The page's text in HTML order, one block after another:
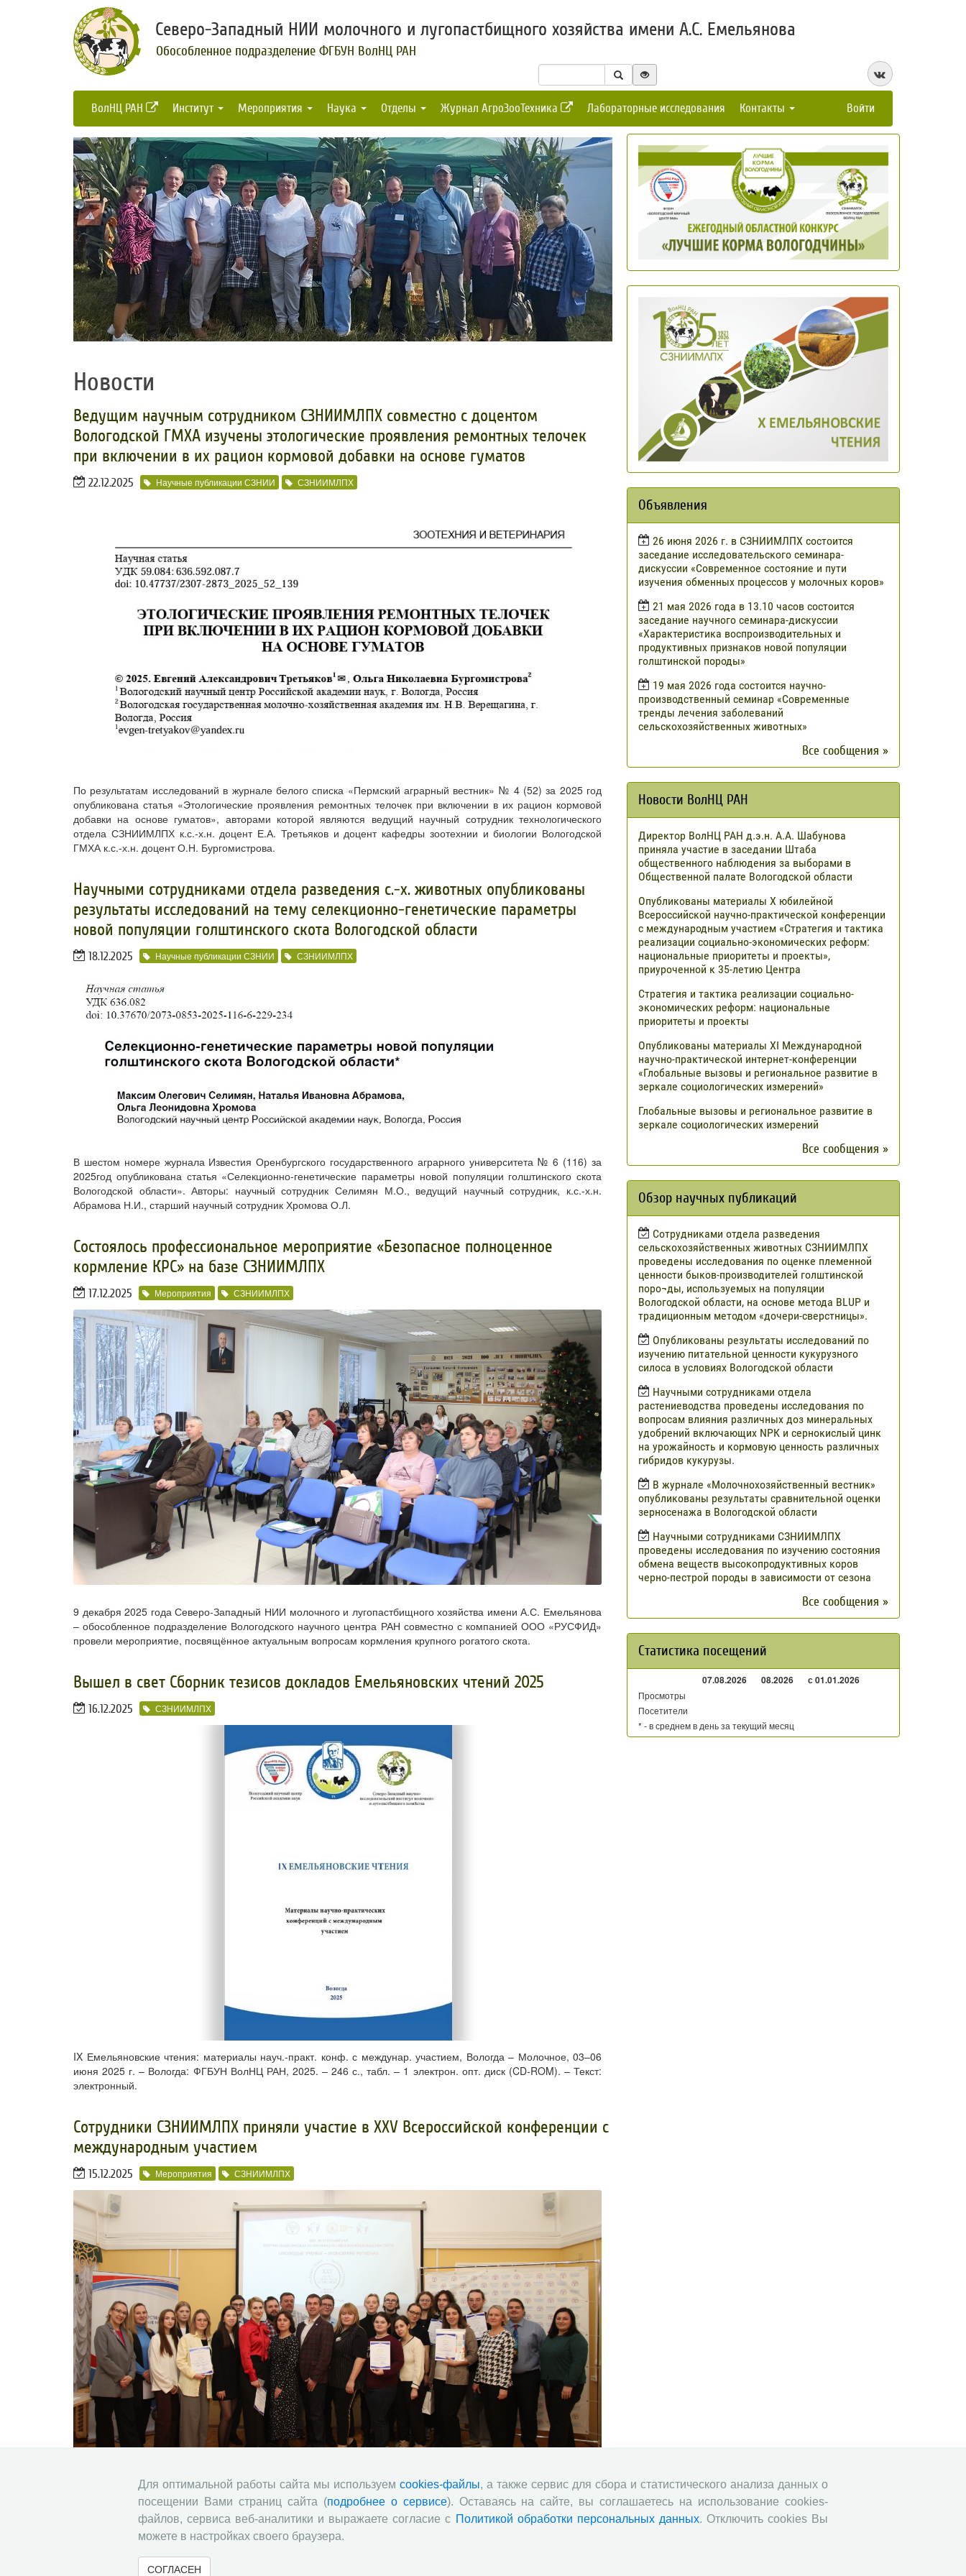
Северо-Западный НИИ молочного и лугопастбищного хозяйства имени А.С. Емельянова
Обособленное подразделение ФГБУН ВолНЦ РАН
ВолНЦ РАН Институт Мероприятия Наука Отделы Журнал АгроЗооТехника Лабораторные исследования Контакты Войти
Новости
​Ведущим научным сотрудником СЗНИИМЛПХ совместно с доцентом
Вологодской ГМХА изучены этологические проявления ремонтных телочек
при включении в их рацион кормовой добавки на основе гуматов
22.12.2025 Научные публикации СЗНИИ СЗНИИМЛПХ
По результатам исследований в журнале белого списка «Пермский аграрный вестник» № 4 (52) за 2025 год
опубликована статья «Этологические проявления ремонтных телочек при включении в их рацион кормовой
добавки на основе гуматов», авторами которой являются ведущий научный сотрудник технологического
отдела СЗНИИМЛПХ к.с.-х.н. доцент Е.А. Третьяков и доцент кафедры зоотехнии и биологии Вологодской
ГМХА к.с.-х.н. доцент О.Н. Бургомистрова.
​Научными сотрудниками отдела разведения с.-х. животных опубликованы
результаты исследований на тему селекционно-генетические параметры
новой популяции голштинского скота Вологодской области
18.12.2025 Научные публикации СЗНИИ СЗНИИМЛПХ
В шестом номере журнала Известия Оренбургского государственного аграрного университета № 6 (116) за
2025год опубликована статья «Селекционно-генетические параметры новой популяции голштинского скота
Вологодской области». Авторы: научный сотрудник Селимян М.О., ведущий научный сотрудник, к.с.-х.н.
Абрамова Н.И., старший научный сотрудник Хромова О.Л.
​Состоялось профессиональное мероприятие «Безопасное полноценное
кормление КРС» на базе СЗНИИМЛПХ
17.12.2025 Мероприятия СЗНИИМЛПХ
9 декабря 2025 года Северо-Западный НИИ молочного и лугопастбищного хозяйства имени А.С. Емельянова
– обособленное подразделение Вологодского научного центра РАН совместно с компанией ООО «РУСФИД»
провели мероприятие, посвящённое актуальным вопросам кормления крупного рогатого скота.
​Вышел в свет Сборник тезисов докладов Емельяновских чтений 2025
16.12.2025 СЗНИИМЛПХ
IX Емельяновские чтения: материалы науч.-практ. конф. с междунар. участием, Вологда – Молочное, 03–06
июня 2025 г. – Вологда: ФГБУН ВолНЦ РАН, 2025. – 246 с., табл. – 1 электрон. опт. диск (CD-ROM). – Текст:
электронный.
​Сотрудники СЗНИИМЛПХ приняли участие в XXV Всероссийской конференции с
международным участием
15.12.2025 Мероприятия СЗНИИМЛПХ
11 декабря 2025 года в Вологодском научном центре РАН состоялась XXV Всероссийской научно-
практической конференции с международным участием «Молодые ученые – экономике региона».
​Опубликованы результаты исследований эффективности травосмесей на
Объявления
​26 июня 2026 г. в СЗНИИМЛПХ состоится
заседание исследовательского семинара-
дискуссии «Современное состояние и пути
изучения обменных процессов у молочных коров»
21 мая 2026 года в 13.10 часов состоится
заседание научного семинара-дискуссии
«Характеристика воспроизводительных и
продуктивных признаков новой популяции
голштинской породы»
19 мая 2026 года состоится научно-
производственный семинар «Современные
тренды лечения заболеваний
сельскохозяйственных животных»
Все сообщения »
Новости ВолНЦ РАН
Директор ВолНЦ РАН д.э.н. А.А. Шабунова
приняла участие в заседании Штаба
общественного наблюдения за выборами в
Общественной палате Вологодской области
Опубликованы материалы X юбилейной
Всероссийской научно-практической конференции
с международным участием «Стратегия и тактика
реализации социально-экономических реформ:
национальные приоритеты и проекты»,
приуроченной к 35-летию Центра
Стратегия и тактика реализации социально-
экономических реформ: национальные
приоритеты и проекты
Опубликованы материалы XI Международной
научно-практической интернет-конференции
«Глобальные вызовы и региональное развитие в
зеркале социологических измерений»
Глобальные вызовы и региональное развитие в
зеркале социологических измерений
Все сообщения »
Обзор научных публикаций
Сотрудниками отдела разведения
сельскохозяйственных животных СЗНИИМЛПХ
проведены исследования по оценке племенной
ценности быков-производителей голштинской
поро¬ды, используемых на популяции
Вологодской области, на основе метода BLUP и
традиционным методом «дочери-сверстницы».
Опубликованы результаты исследований по
изучению питательной ценности кукурузного
силоса в условиях Вологодской области
Научными сотрудниками отдела
растениеводства проведены исследования по
вопросам влияния различных доз минеральных
удобрений включающих NРК и сернокислый цинк
на урожайность и кормовую ценность различных
гибридов кукурузы.
В журнале «Молочнохозяйственный вестник»
опубликованы результаты сравнительной оценки
зерносенажа в Вологодской области
Научными сотрудниками СЗНИИМЛПХ
проведены исследования по изучению состояния
обмена веществ высокопродуктивных коров
черно-пестрой породы в зависимости от сезона
Все сообщения »
Статистика посещений
07.08.2026 08.2026 с 01.01.2026
Просмотры
Посетители
* - в среднем в день за текущий месяц
Для оптимальной работы сайта мы используем cookies-файлы, а также сервис для сбора и статистического анализа данных о
посещении Вами страниц сайта (подробнее о сервисе). Оставаясь на сайте, вы соглашаетесь на использование cookies-
файлов, сервиса веб-аналитики и выражаете согласие с Политикой обработки персональных данных. Отключить cookies Вы
можете в настройках своего браузера.
СОГЛАСЕН